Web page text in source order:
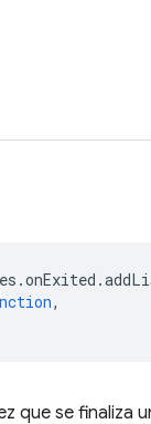
.onExited .
,
que se finaliza